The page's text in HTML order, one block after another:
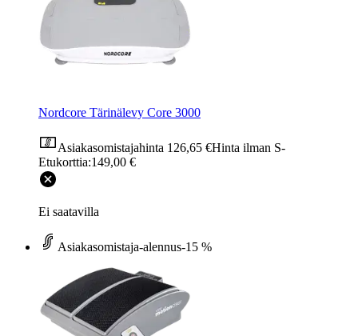
Nordcore Tärinälevy Core 3000
Asiakasomistajahinta 126,65 €Hinta ilman S-
Etukorttia:149,00 €
Ei saatavilla
Asiakasomistaja-alennus-15 %